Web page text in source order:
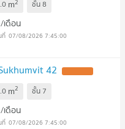
m ชั้น8
เดือน
07/08/2026 7:45:00
42
m2 ชั้น 7
เดือน
07/08/2026 7:45:00